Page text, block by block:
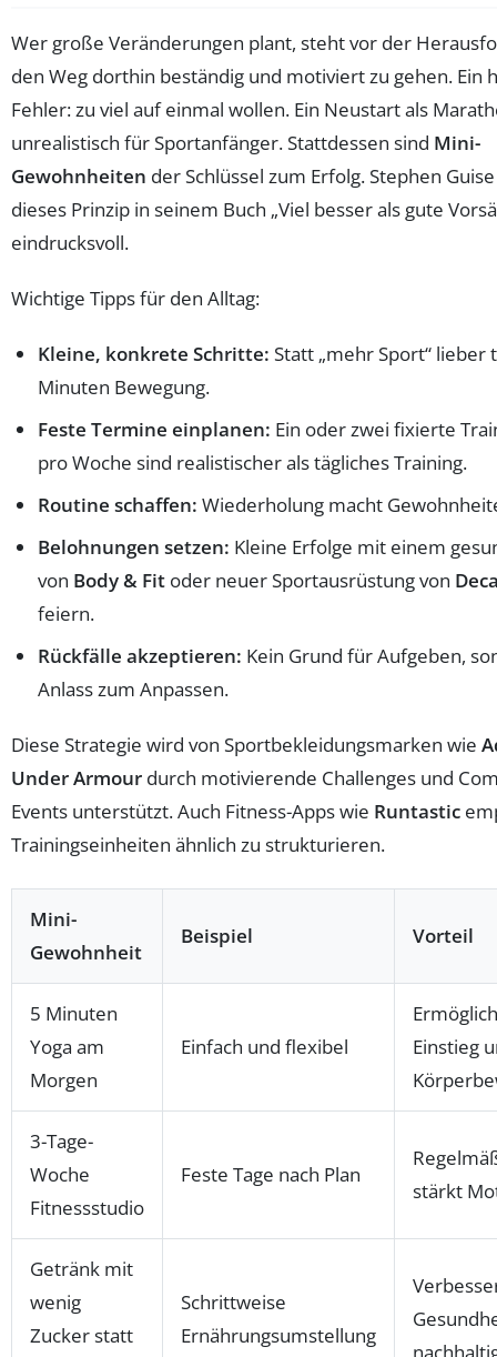
Wer große Veränderungen plant, steht vor der
den Weg dorthin beständig und motiviert zu gehen. Ein
Fehler: zu viel auf einmal wollen. Ein Neustart als
unrealistisch für Sportanfänger. Stattdessen sind Mini-
Gewohnheiten der Schlüssel zum Erfolg. Stephen
dieses Prinzip in seinem Buch „Viel besser als gute
eindrucksvoll.
Wichtige Tipps für den Alltag:
Kleine, konkrete Schritte: Statt „mehr Sport“ lieber
Minuten Bewegung.
Feste Termine einplanen: Ein oder zwei fixierte
pro Woche sind realistischer als tägliches Training.
Routine schaffen: Wiederholung macht
Belohnungen setzen: Kleine Erfolge mit einem
von Body & Fit oder neuer Sportausrüstung von
feiern.
Rückfälle akzeptieren: Kein Grund für Aufgeben,
Anlass zum Anpassen.
Diese Strategie wird von Sportbekleidungsmarken wie
Under Armour durch motivierende Challenges und
Events unterstützt. Auch Fitness-Apps wie Runtastic
Trainingseinheiten ähnlich zu strukturieren.
Mini-
Gewohnheit
Beispiel Vorteil
5 Minuten
Yoga am
Morgen
Einfach und flexibel
Einstieg
3-Tage-
Woche
Fitnessstudio
Feste Tage nach Plan
stärkt
Getränk mit
wenig
Zucker statt
Schrittweise
Ernährungsumstellung